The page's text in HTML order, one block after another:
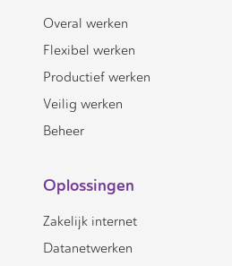
Overal werken
Flexibel werken
Productief werken
Veilig werken
Beheer
Oplossingen
Zakelijk internet
Datanetwerken